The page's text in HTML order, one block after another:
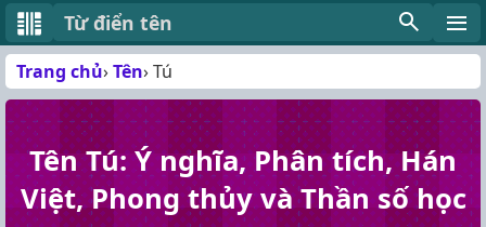
Từ điển tên
Trang chủ Tên Tú
Tên Tú: Ý nghĩa, Phân tích, Hán
Việt, Phong thủy và Thần số học